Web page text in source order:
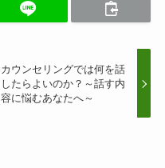
カウンセリングでは何を話
したらよいのか？～話す内
容に悩むあなたへ～